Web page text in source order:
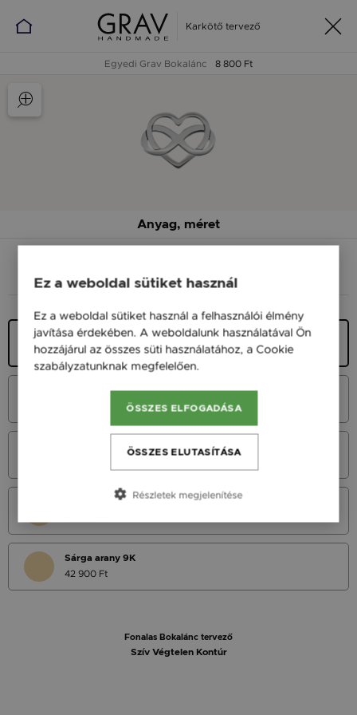
Karkötő tervező
Egyedi Grav Bokalánc 8 800 Ft
Anyag, méret
ANYAG (SZÍN) MÉRET
Ezüst 925
9 900 Ft
Fehér Arany 14K
Vörös Arany 14K
Sárga Arany 14K
Sárga arany 9K
42 900 Ft
Fonalas Bokalánc tervező
Szív Végtelen Kontúr
Ez a weboldal sütiket használ
Ez a weboldal sütiket használ a felhasználói élmény
javítása érdekében. A weboldalunk használatával Ön
hozzájárul az összes süti használatához, a Cookie
szabályzatunknak megfelelően.
ÖSSZES ELFOGADÁSA
ÖSSZES ELUTASÍTÁSA
Részletek megjelenítése